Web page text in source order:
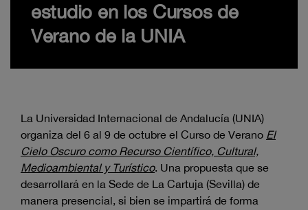
estudio en los Cursos de
Verano de la UNIA
La Universidad Internacional de Andalucía (UNIA)
organiza del 6 al 9 de octubre el Curso de Verano El
Cielo Oscuro como Recurso Científico, Cultural,
Medioambiental y Turístico. Una propuesta que se
desarrollará en la Sede de La Cartuja (Sevilla) de
manera presencial, si bien se impartirá de forma